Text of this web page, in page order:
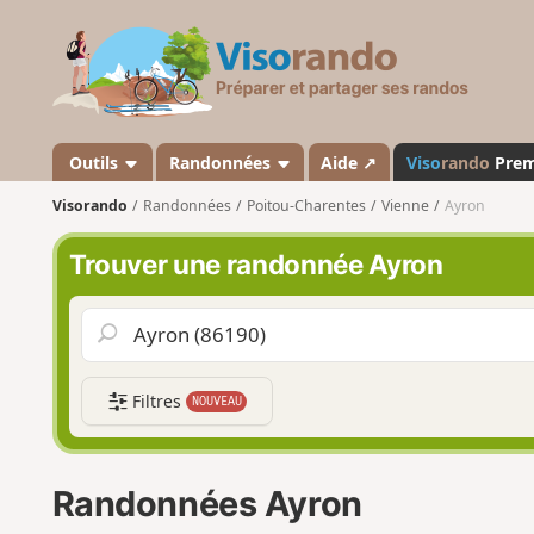
s
a
n
d
o
Outils Randonnées Aide ↗ Visorando
Visorando Randonnées Poitou-Charentes Vienne Ayron
Trouver une randonnée Ayron
Filtres NOUVEAU
Randonnées Ayron